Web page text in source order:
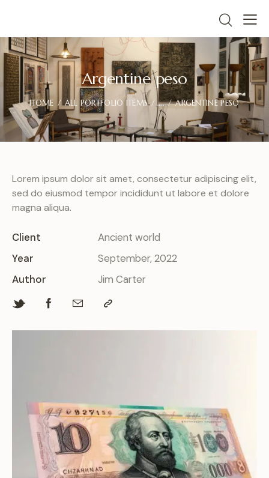
Argentine peso
HOME ALL PORTFOLIO ITEMS ... ARGENTINE PESO
Lorem ipsum dolor sit amet, consectetur adipiscing elit,
sed do eiusmod tempor incididunt ut labore et dolore
magna aliqua.
Client
Ancient world
Year
September, 2022
Author
Jim Carter